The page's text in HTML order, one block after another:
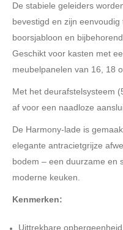
De stabiele geleiders
bevestigd en zijn
boorsjabloon en
Geschikt voor kasten met
meubelpanelen van 16, 18
Met het deurafstelsysteem
af voor een naadloze
De Harmony-lade is
elegante antracietgrijze
bodem – een duurzame en
moderne keuken.
Kenmerken:
Uittrekbare